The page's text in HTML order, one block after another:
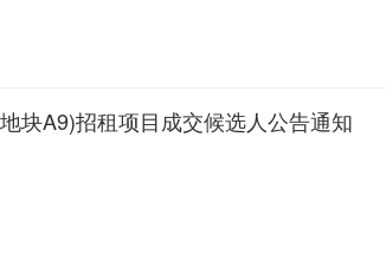
块A9)招租项目成交候选人公告通知